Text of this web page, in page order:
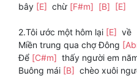
bây [E] chừ [F#m] [B] [E]
2.Tôi ước một hôm lại [E] về
Miền trung qua chợ Ðông
Để [C#m] thấy người em
Buông mái [B] chèo xuôi